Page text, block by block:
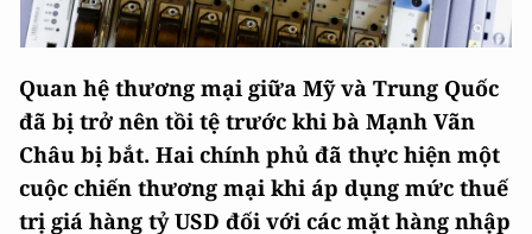
Quan hệ thương mại giữa Mỹ và Trung Quốc
đã bị trở nên tồi tệ trước khi bà Mạnh Vãn
Châu bị bắt. Hai chính phủ đã thực hiện một
cuộc chiến thương mại khi áp dụng mức thuế
trị giá hàng tỷ USD đối với các mặt hàng nhập